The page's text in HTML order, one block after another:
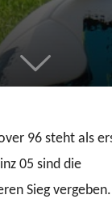
96 steht als
05 sind die
Sieg